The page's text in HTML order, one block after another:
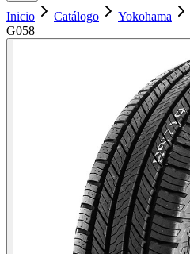
Inicio
Catálogo Yokohama
G058